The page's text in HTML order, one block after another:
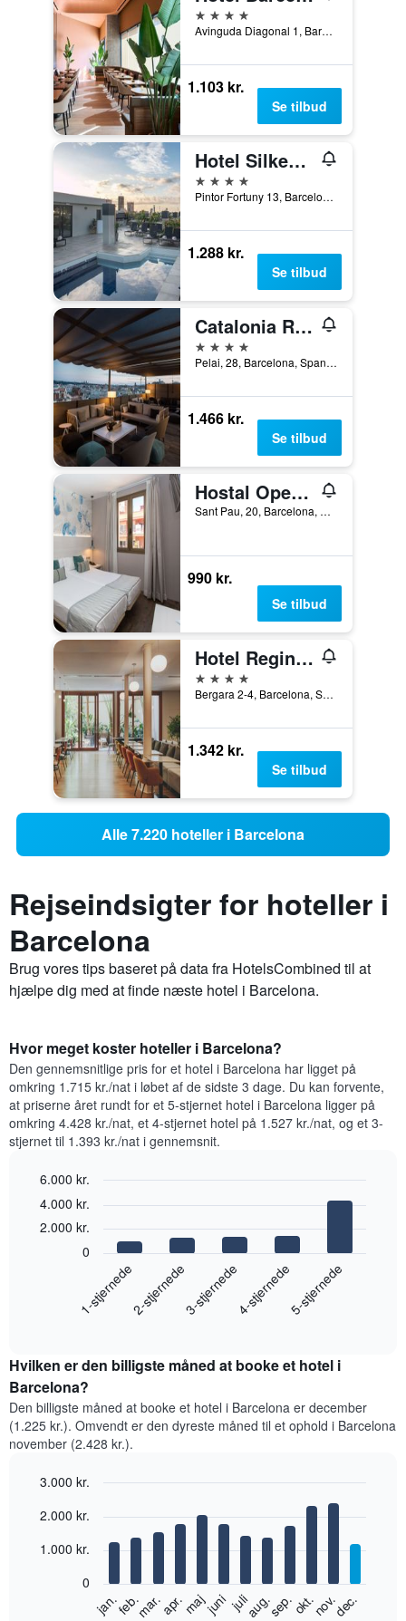
4 stjerner
Avinguda Diagonal 1, Barcelona, Spanien
1.103 kr.
Se tilbud
Hotel Silken Ramblas
4 stjerner
Pintor Fortuny 13, Barcelona, Spanien
1.288 kr.
Se tilbud
Catalonia Ramblas
4 stjerner
Pelai, 28, Barcelona, Spanien
1.466 kr.
Se tilbud
Hostal Operaramblas
Sant Pau, 20, Barcelona, Spanien
990 kr.
Se tilbud
Hotel Regina Barcelona
4 stjerner
Bergara 2-4, Barcelona, Spanien
1.342 kr.
Se tilbud
Alle 7.220 hoteller i Barcelona
Rejseindsigter for hoteller i
Barcelona
Brug vores tips baseret på data fra HotelsCombined til at
hjælpe dig med at finde næste hotel i Barcelona.
Hvor meget koster hoteller i Barcelona?
Den gennemsnitlige pris for et hotel i Barcelona har ligget på
omkring 1.715 kr./nat i løbet af de sidste 3 dage. Du kan forvente,
at priserne året rundt for et 5-stjernet hotel i Barcelona ligger på
omkring 4.428 kr./nat, et 4-stjernet hotel på 1.527 kr./nat, og et 3-
stjernet til 1.393 kr./nat i gennemsnit.
Bar
chart
with
diagram
gennemsnitlige
pris
for
et
dobbeltværelse
inden
de
samlet
stjerneklassificering
Diagrammet
Chart
graphic.
1-stjernede2-stjernede3-stjernede4-stjernede5-stjernede
0
2.000 kr.
4.000 kr.
6.000 kr.
Hvilken er den billigste måned at booke et hotel i
Barcelona?
Den billigste måned at booke et hotel i Barcelona er december
(1.225 kr.). Omvendt er den dyreste måned til et ophold i Barcelona
november (2.428 kr.).
chart
12
graphic.
jan.feb.mar.apr.majjunijuliaug.sep.okt.nov.dec.
0
1.000 kr.
2.000 kr.
3.000 kr.